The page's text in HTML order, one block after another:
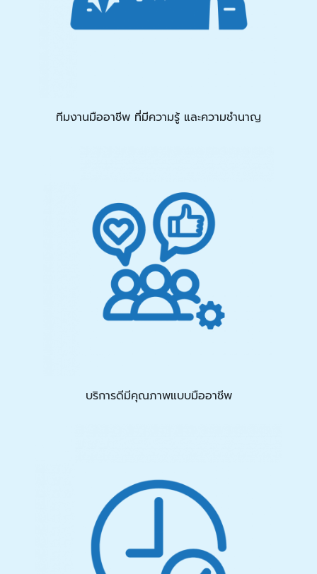
ทีมงานมืออาชีพ ที่มีความรู้ และความชำนาญ
บริการดีมีคุณภาพแบบมืออาชีพ